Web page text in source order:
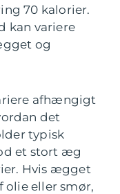
70 kalorier.
kan variere
og
afhængigt
det
typisk
et stort æg
Hvis ægget
eller smør,